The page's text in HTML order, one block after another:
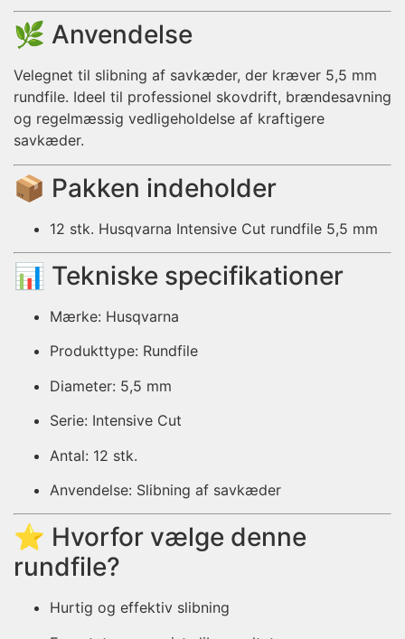
🌿 Anvendelse
Velegnet til slibning af savkæder, der kræver 5,5 mm
rundfile. Ideel til professionel skovdrift, brændesavning
og regelmæssig vedligeholdelse af kraftigere
savkæder.
📦 Pakken indeholder
12 stk. Husqvarna Intensive Cut rundfile 5,5 mm
📊 Tekniske specifikationer
Mærke: Husqvarna
Produkttype: Rundfile
Diameter: 5,5 mm
Serie: Intensive Cut
Antal: 12 stk.
Anvendelse: Slibning af savkæder
⭐ Hvorfor vælge denne
rundfile?
Hurtig og effektiv slibning